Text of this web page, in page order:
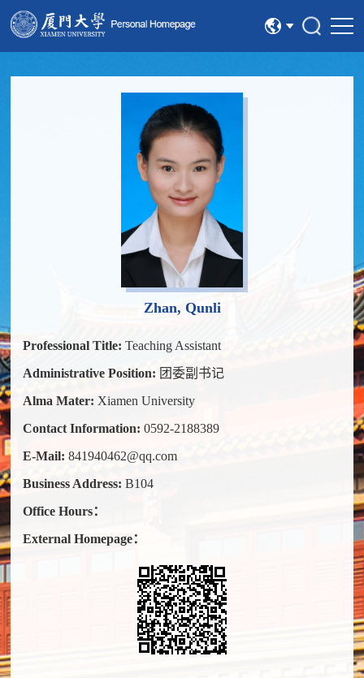
Zhan, Qunli
Professional Title:Teaching Assistant
Administrative Position: 团委副书记
Alma Mater: Xiamen University
Contact Information:0592-2188389
E-Mail:841940462@qq.com
Business Address:B104
Office Hours：
External Homepage：